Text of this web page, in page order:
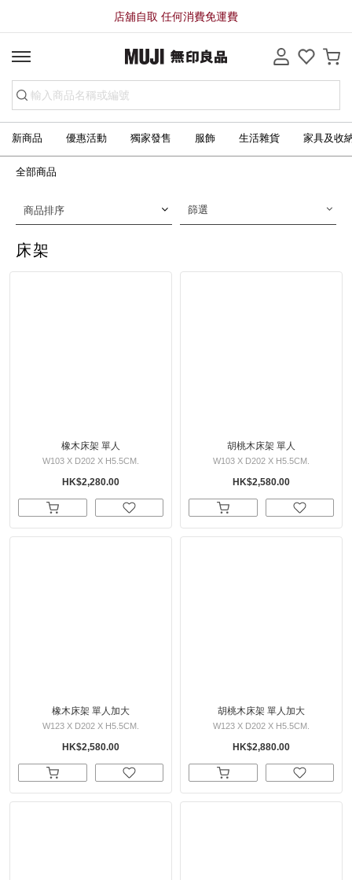
店舖自取 任何消費免運費
新商品 優惠活動 獨家發售 服飾 生活雜貨 家具及收
全部商品
床架
商品排序 篩選
橡木床架 單人
W103 X D202 X H5.5CM.
HK$2,280.00
胡桃木床架 單人
W103 X D202 X H5.5CM.
HK$2,580.00
橡木床架 單人加大
W123 X D202 X H5.5CM.
HK$2,580.00
胡桃木床架 單人加大
W123 X D202 X H5.5CM.
HK$2,880.00